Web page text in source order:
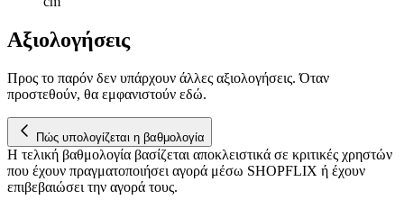
Αξιολογήσεις
Προς το παρόν δεν υπάρχουν άλλες αξιολογήσεις. Όταν
προστεθούν, θα εμφανιστούν εδώ.
Πώς υπολογίζεται η βαθμολογία
Η τελική βαθμολογία βασίζεται αποκλειστικά σε κριτικές χρηστών
που έχουν πραγματοποιήσει αγορά μέσω SHOPFLIX ή έχουν
επιβεβαιώσει την αγορά τους.